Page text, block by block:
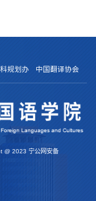
规划办 中国翻译协会
@ 2023 宁公网安备